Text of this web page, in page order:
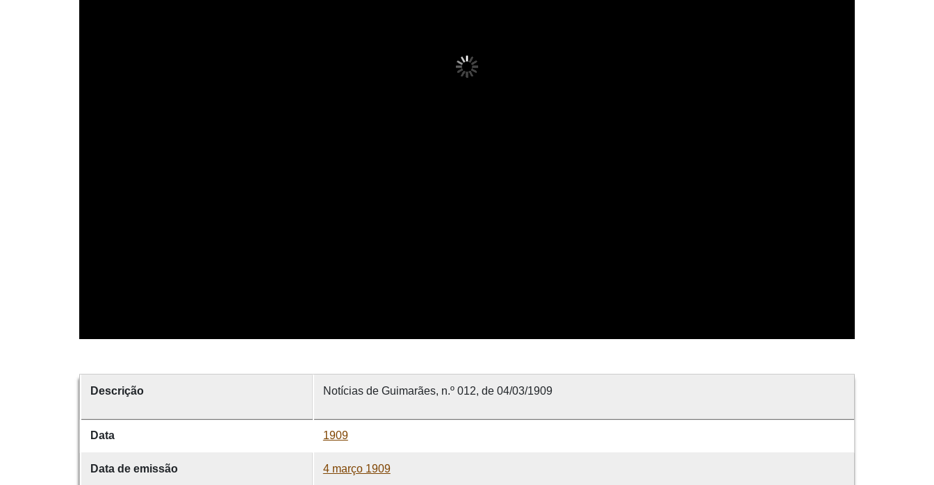
Descrição Notícias de Guimarães, n.º 012, de 04/03/1909
Data 1909
Data de emissão 4 março 1909